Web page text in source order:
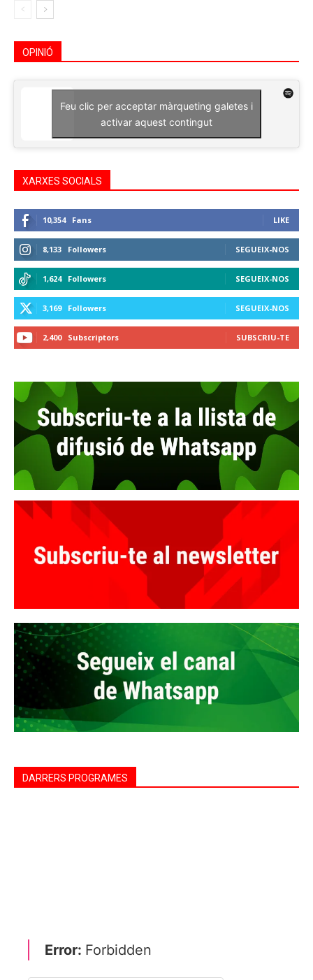
OPINIÓ
Feu clic per acceptar màrqueting galetes i
activar aquest contingut
XARXES SOCIALS
10,354 Fans LIKE
8,133 Followers SEGUEIX-NOS
1,624 Followers SEGUEIX-NOS
3,169 Followers SEGUEIX-NOS
2,400 Subscriptors SUBSCRIU-TE
DARRERS PROGRAMES